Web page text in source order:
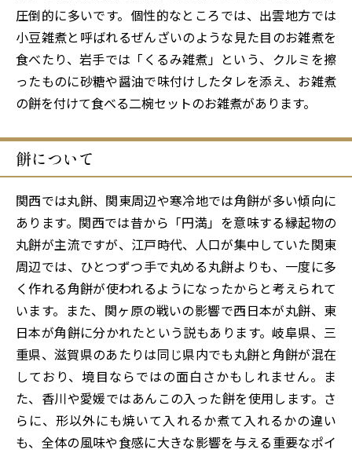
圧倒的に多いです。個性的なところでは、出雲地方では
小豆雑煮と呼ばれるぜんざいのような見た目のお雑煮を
食べたり、岩手では「くるみ雑煮」という、クルミを擦
ったものに砂糖や醤油で味付けしたタレを添え、お雑煮
の餅を付けて食べる二椀セットのお雑煮があります。
餅について
関西では丸餅、関東周辺や寒冷地では角餅が多い傾向に
あります。関西では昔から「円満」を意味する縁起物の
丸餅が主流ですが、江戸時代、人口が集中していた関東
周辺では、ひとつずつ手で丸める丸餅よりも、一度に多
く作れる角餅が使われるようになったからと考えられて
います。また、関ヶ原の戦いの影響で西日本が丸餅、東
日本が角餅に分かれたという説もあります。岐阜県、三
重県、滋賀県のあたりは同じ県内でも丸餅と角餅が混在
しており、境目ならではの面白さかもしれません。ま
た、香川や愛媛ではあんこの入った餅を使用します。さ
らに、形以外にも焼いて入れるか煮て入れるかの違い
も、全体の風味や食感に大きな影響を与える重要なポイ